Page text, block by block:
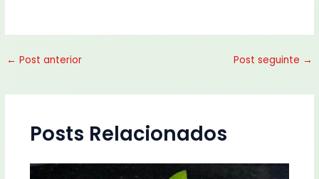
← Post anterior Post seguinte →
Posts Relacionados